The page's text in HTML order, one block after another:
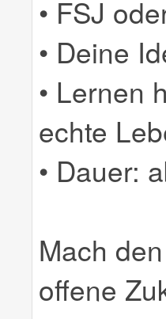
• FSJ
• Deine
• Lernen
echte
• Dauer:
Mach
offene